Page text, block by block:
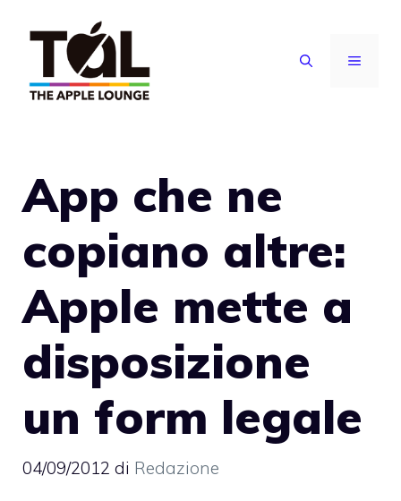
contenuto
MENU
App che ne
copiano altre:
Apple mette a
disposizione
un form legale
04/09/2012 di Redazione